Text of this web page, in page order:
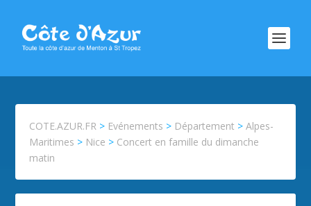
COTE.AZUR.FR > Evénements > Département >Alpes-
Maritimes > Nice > Concert en famille du dimanche
matin